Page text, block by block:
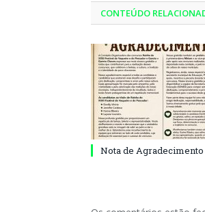
CONTEÚDO
Nota de Agradecimento